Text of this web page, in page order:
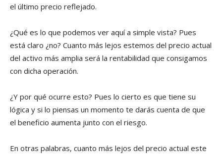
el último precio reflejado.
¿Qué es lo que podemos ver aquí a simple vista? Pues
está claro ¿no? Cuanto más lejos estemos del precio actual
del activo más amplia será la rentabilidad que consigamos
con dicha operación.
¿Y por qué ocurre esto? Pues lo cierto es que tiene su
lógica y si lo piensas un momento te darás cuenta de que
el beneficio aumenta junto con el riesgo.
En otras palabras, cuanto más lejos del precio actual este